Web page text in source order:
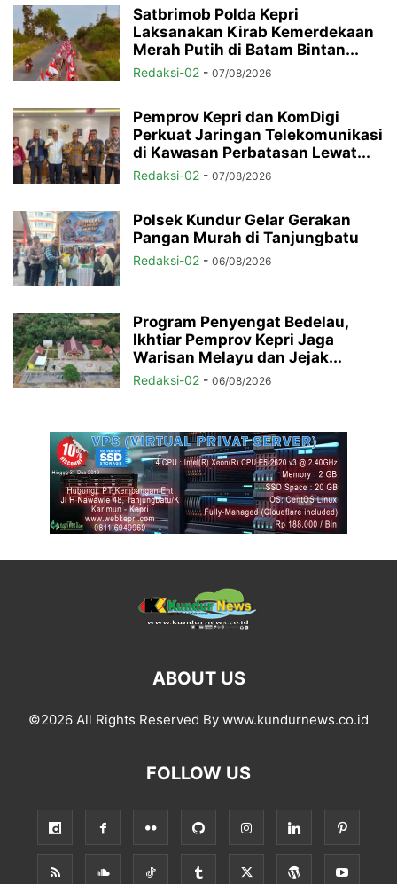
Satbrimob Polda Kepri
Laksanakan Kirab Kemerdekaan
Merah Putih di Batam Bintan...
Redaksi-02 - 07/08/2026
Pemprov Kepri dan KomDigi
Perkuat Jaringan Telekomunikasi
di Kawasan Perbatasan Lewat...
Redaksi-02 - 07/08/2026
Polsek Kundur Gelar Gerakan
Pangan Murah di Tanjungbatu
Redaksi-02 - 06/08/2026
Program Penyengat Bedelau,
Ikhtiar Pemprov Kepri Jaga
Warisan Melayu dan Jejak...
Redaksi-02 - 06/08/2026
ABOUT US
©2026 All Rights Reserved By www.kundurnews.co.id
FOLLOW US